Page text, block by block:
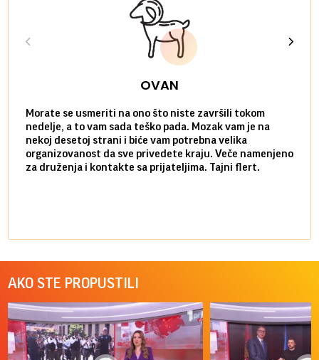
OVAN
Morate se usmeriti na ono što niste završili tokom
nedelje, a to vam sada teško pada. Mozak vam je na
nekoj desetoj strani i biće vam potrebna velika
organizovanost da sve privedete kraju. Veče namenjeno
za druženja i kontakte sa prijateljima. Tajni flert.
AKO STE PROPUSTILI